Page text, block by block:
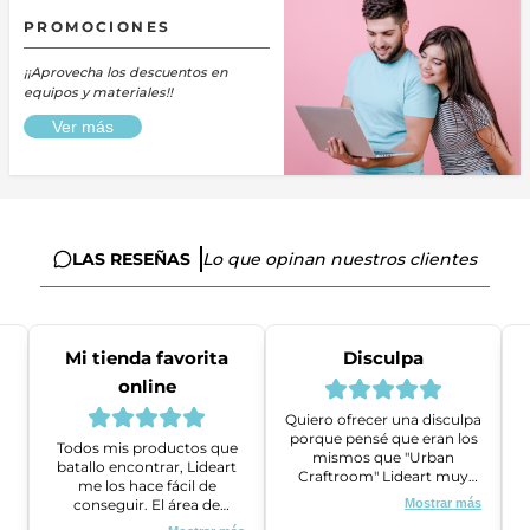
PROMOCIONES
¡¡Aprovecha los descuentos en
equipos y materiales!!
Ver más
LAS RESEÑAS Lo que opinan nuestros clientes
Mi tienda favorita
online
Todos mis productos que
batallo encontrar, Lideart
me los hace fácil de
conseguir. El área de
ventas es super amable y
Disculpa
Quiero ofrecer una disculpa
porque pensé que eran los
mismos que "Urban
Craftroom" Lideart muy
amables me ayudaron a
gestionar un problema que
Mostrar más